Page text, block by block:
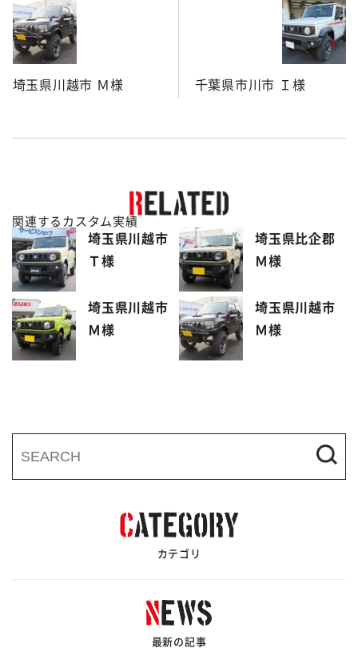
埼玉県川越市 Ｍ様 千葉県市川市 Ｉ様
関連するカスタム実績
埼玉県川越市
Ｔ様
埼玉県比企郡
Ｍ様
埼玉県川越市
Ｍ様
埼玉県川越市
Ｍ様
カテゴリ
最新の記事